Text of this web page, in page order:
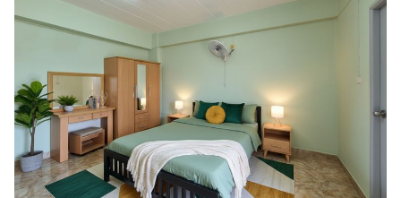
Premier Place Srinakarin โรงพยาบาลศิครินทร์ ฟู้ดแลนด์
ศรีนครินทร์
JAS URBAN Srinakarin THE CONNEXT MALL - เดอะ
คอนเน็กซ์ มอลล์
ที่จอดรถ ศรีนครินทร์ ห้องแอร์พร้อมเฟอร์นิเจอร์ ห้องพัก ราย
เดือน ให้เช่า
https://www.ppmansion.com/